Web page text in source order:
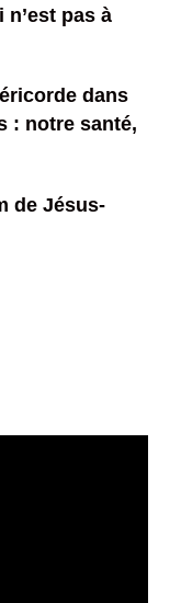
pas à
dans
: notre santé,
de Jésus-